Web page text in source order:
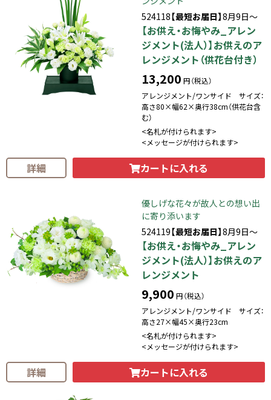
524118【最短お届日】8月9日～
【お供え・お悔やみ_アレン
ジメント(法人）】お供えのア
レンジメント（供花台付き）
13,200 円（税込）
アレンジメント/ワンサイド サイズ：
高さ80×幅62×奥行38cm（供花台含
む）
<名札が付けられます>
<メッセージが付けられます>
詳細 カートに入れる
優しげな花々が故人との想い出
に寄り添います
524119【最短お届日】8月9日～
【お供え・お悔やみ_アレン
ジメント(法人）】お供えのア
レンジメント
9,900 円（税込）
アレンジメント/ワンサイド サイズ：
高さ27×幅45×奥行23cm
<名札が付けられます>
<メッセージが付けられます>
詳細 カートに入れる